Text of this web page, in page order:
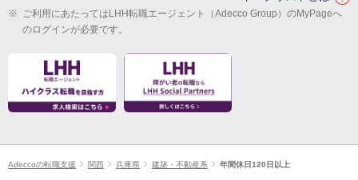
※ ご利用にあたってはLHH転職エージェント（Adecco Group）のMyPageへ
のログインが必要です。
Adeccoの転職支援 関西 兵庫県 建築・不動産系 年間休日120日以上